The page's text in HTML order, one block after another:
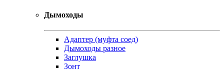
Дымоходы
Адаптер (муфта соед)
Дымоходы разное
Заглушка
Зонт